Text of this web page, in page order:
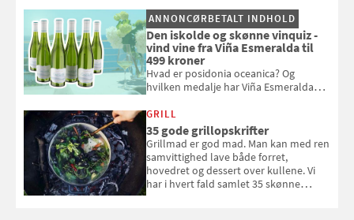
og se, hvordan du gør
ANNONCØRBETALT INDHOLD
Den iskolde og skønne vinquiz -
vind vine fra Viña Esmeralda til
499 kroner
Hvad er posidonia oceanica? Og
hvilken medalje har Viña Esmeralda
med i Samvirkes skønne vinquiz, hvor
du kan vinde 6 flasker vin fra Viña
Esmeralda. Konkurrencen slutter 1.
september 2026.
GRILL
35 gode grillopskrifter
Grillmad er god mad. Man kan med ren
samvittighed lave både forret,
hovedret og dessert over kullene. Vi
har i hvert fald samlet 35 skønne